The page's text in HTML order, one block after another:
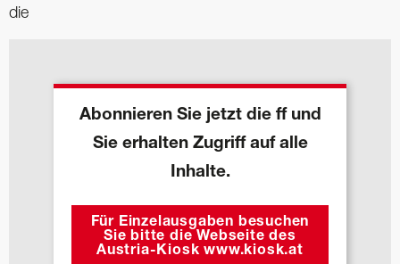
die
Abonnieren Sie jetzt die ff und
Sie erhalten Zugriff auf alle
Inhalte.
Für Einzelausgaben besuchen
Sie bitte die Webseite des
Austria-Kiosk www.kiosk.at